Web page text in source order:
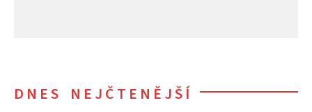
DNES NEJČTENĚJŠÍ